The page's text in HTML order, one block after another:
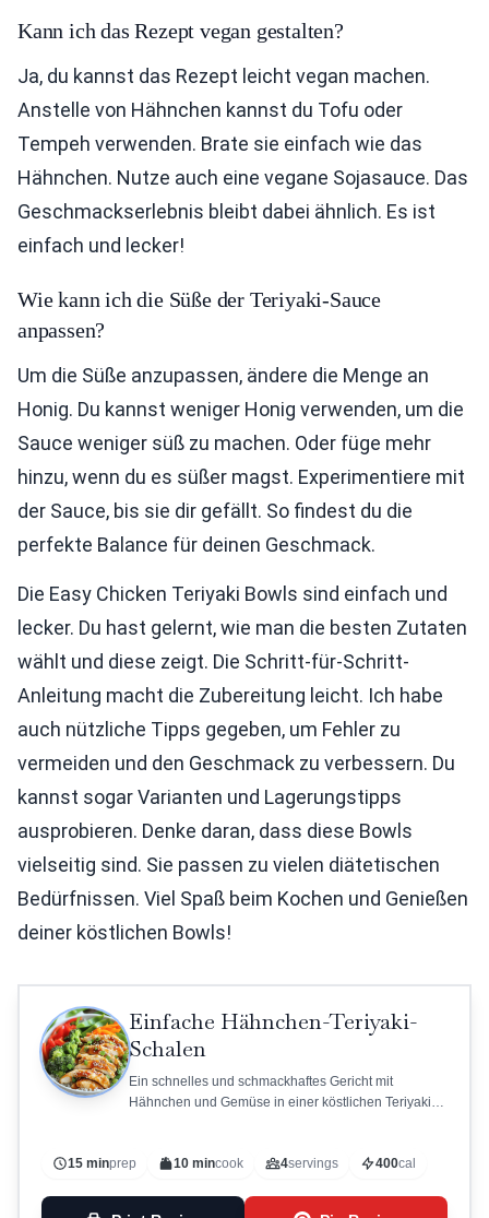
Kann ich das Rezept vegan gestalten?
Ja, du kannst das Rezept leicht vegan machen.
Anstelle von Hähnchen kannst du Tofu oder
Tempeh verwenden. Brate sie einfach wie das
Hähnchen. Nutze auch eine vegane Sojasauce. Das
Geschmackserlebnis bleibt dabei ähnlich. Es ist
einfach und lecker!
Wie kann ich die Süße der Teriyaki-Sauce
anpassen?
Um die Süße anzupassen, ändere die Menge an
Honig. Du kannst weniger Honig verwenden, um die
Sauce weniger süß zu machen. Oder füge mehr
hinzu, wenn du es süßer magst. Experimentiere mit
der Sauce, bis sie dir gefällt. So findest du die
perfekte Balance für deinen Geschmack.
Die Easy Chicken Teriyaki Bowls sind einfach und
lecker. Du hast gelernt, wie man die besten Zutaten
wählt und diese zeigt. Die Schritt-für-Schritt-
Anleitung macht die Zubereitung leicht. Ich habe
auch nützliche Tipps gegeben, um Fehler zu
vermeiden und den Geschmack zu verbessern. Du
kannst sogar Varianten und Lagerungstipps
ausprobieren. Denke daran, dass diese Bowls
vielseitig sind. Sie passen zu vielen diätetischen
Bedürfnissen. Viel Spaß beim Kochen und Genießen
deiner köstlichen Bowls!
Einfache Hähnchen-Teriyaki-
Schalen
Ein schnelles und schmackhaftes Gericht mit
Hähnchen und Gemüse in einer köstlichen Teriyaki-
15 minprep 10 mincook 4servings 400cal